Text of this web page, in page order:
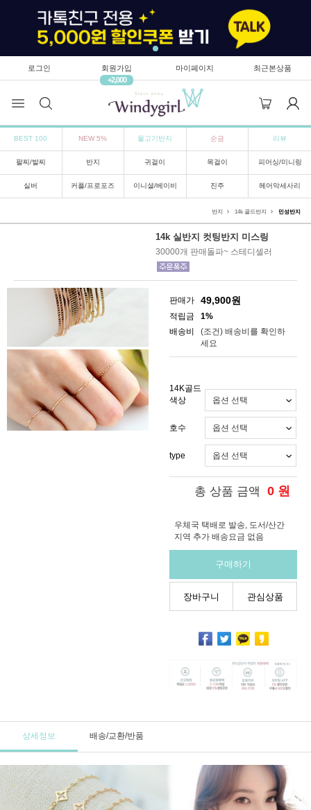
로그인
회원가입
+2,000
마이페이지 최근본상품
BEST 100 NEW 5% 물고기반지 순금 리뷰
팔찌/발찌 반지 귀걸이 목걸이 피어싱/미니링
실버 커플/프로포즈 이니셜/베이비 진주 헤어악세사리
반지 14k 골드반지 민성반지
14k 실반지 컷팅반지 미스링
30000개 판매돌파~ 스테디셀러
판매가 49,900원
적립금
1%
배송비
(조건) 배송비를 확인하
세요
14K골드
색상
호수
type
총 상품 금액 0 원
우체국 택배로 발송, 도서/산간
지역 추가 배송요금 없음
구매하기
장바구니 관심상품
상세정보 배송/교환/반품